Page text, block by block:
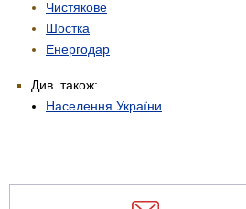
Чистякове
Шостка
Енергодар
Див. також:
Населення України